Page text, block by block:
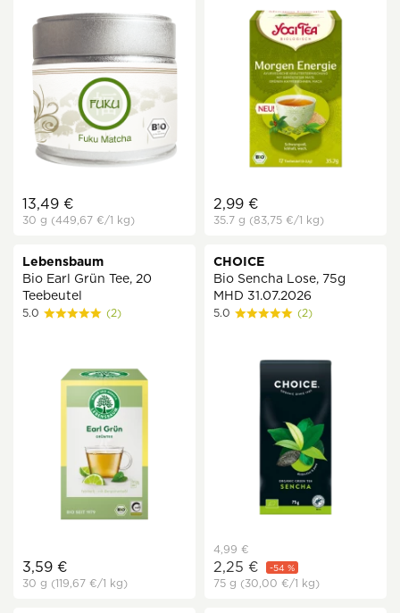
13,49 €
30 g (449,67 €/1 kg)
2,99 €
35.7 g (83,75 €/1 kg)
Lebensbaum
Bio Earl Grün Tee, 20
Teebeutel
5.0 (2)
3,59 €
30 g (119,67 €/1 kg)
CHOICE
Bio Sencha Lose, 75g
MHD 31.07.2026
5.0 (2)
4,99 €
2,25 € -54 %
75 g (30,00 €/1 kg)